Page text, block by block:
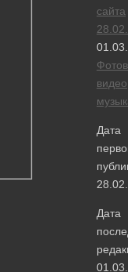
сайта
видео
Дата
Дата